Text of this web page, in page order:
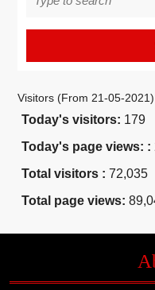
for:
Visitors (From 21-05-2021)
Today's visitors: 179
Today's page views: :
Total visitors : 72,035
Total page views: